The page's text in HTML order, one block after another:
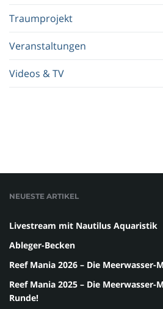
Traumprojekt
Veranstaltungen
Videos & TV
NEUESTE ARTIKEL
Livestream mit Nautilus Aquaristik
Ableger-Becken
Reef Mania 2026 – Die Meerwasser-
Reef Mania 2025 – Die
Runde!